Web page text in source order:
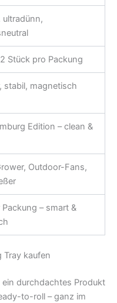
ultradünn,
Stück pro Packung
stabil, magnetisch
Edition – clean &
Outdoor-Fans,
– smart &
Tray kaufen
durchdachtes Produkt
to-roll – ganz im